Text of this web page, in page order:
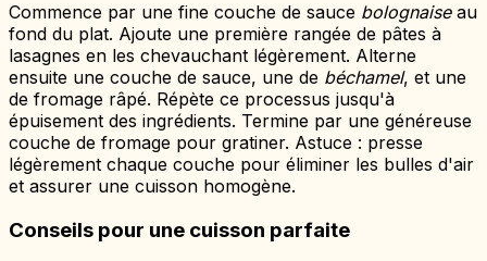
Commence par une fine couche de sauce bolognaiseau
fond du plat. Ajoute une première rangée de pâtes à
lasagnes en les chevauchant légèrement. Alterne
ensuite une couche de sauce, une de béchamel, et une
de fromage râpé. Répète ce processus jusqu'à
épuisement des ingrédients. Termine par une généreuse
couche de fromage pour gratiner. Astuce : presse
légèrement chaque couche pour éliminer les bulles d'air
et assurer une cuisson homogène.
Conseils pour une cuisson parfaite